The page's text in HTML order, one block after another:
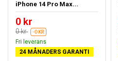
iPhone 14 Pro Max...
0 kr
0 kr -0 KR
Fri leverans
24 MÅNADERS GARANTI